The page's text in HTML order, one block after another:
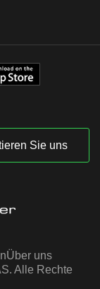
Sie uns
Über uns
Alle Rechte